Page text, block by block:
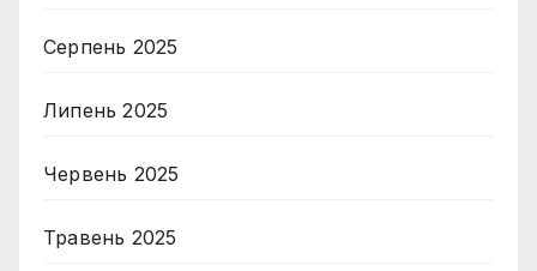
Серпень 2025
Липень 2025
Червень 2025
Травень 2025